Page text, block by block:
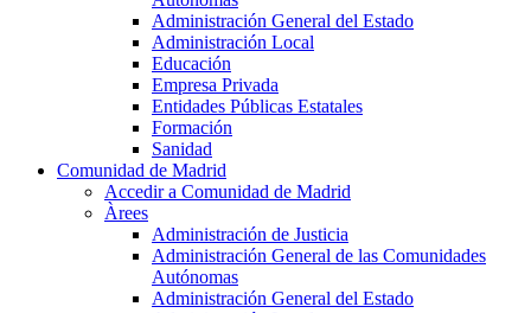
Administración General del Estado
Administración Local
Educación
Empresa Privada
Entidades Públicas Estatales
Formación
Sanidad
Comunidad de Madrid
Accedir a Comunidad de Madrid
Àrees
Administración de Justicia
Administración General de las Comunidades
Autónomas
Administración General del Estado